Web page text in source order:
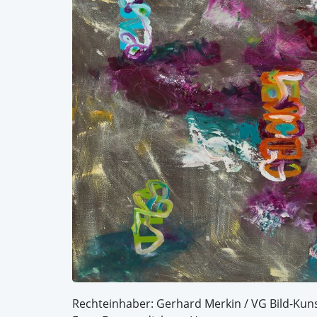
Rechteinhaber: Gerhard Merkin / VG Bild-